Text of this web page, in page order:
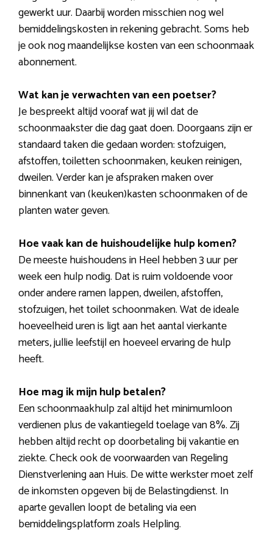
gewerkt uur. Daarbij worden misschien nog wel
bemiddelingskosten in rekening gebracht. Soms heb
je ook nog maandelijkse kosten van een schoonmaak
abonnement.
Wat kan je verwachten van een poetser?
Je bespreekt altijd vooraf wat jij wil dat de
schoonmaakster die dag gaat doen. Doorgaans zijn er
standaard taken die gedaan worden: stofzuigen,
afstoffen, toiletten schoonmaken, keuken reinigen,
dweilen. Verder kan je afspraken maken over
binnenkant van (keuken)kasten schoonmaken of de
planten water geven.
Hoe vaak kan de huishoudelijke hulp komen?
De meeste huishoudens in Heel hebben 3 uur per
week een hulp nodig. Dat is ruim voldoende voor
onder andere ramen lappen, dweilen, afstoffen,
stofzuigen, het toilet schoonmaken. Wat de ideale
hoeveelheid uren is ligt aan het aantal vierkante
meters, jullie leefstijl en hoeveel ervaring de hulp
heeft.
Hoe mag ik mijn hulp betalen?
Een schoonmaakhulp zal altijd het minimumloon
verdienen plus de vakantiegeld toelage van 8%. Zij
hebben altijd recht op doorbetaling bij vakantie en
ziekte. Check ook de voorwaarden van Regeling
Dienstverlening aan Huis. De witte werkster moet zelf
de inkomsten opgeven bij de Belastingdienst. In
aparte gevallen loopt de betaling via een
bemiddelingsplatform zoals Helpling.